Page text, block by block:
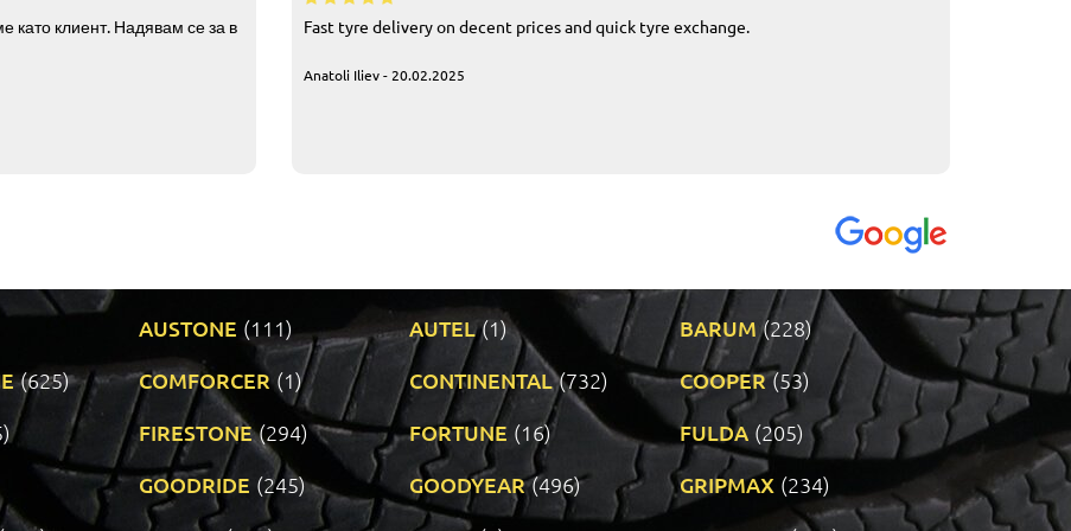
като клиент. Надявам се за в
Fast tyre delivery on decent prices and quick tyre exchange.
Anatoli Iliev - 20.02.2025
AUSTONE (111) AUTEL (1) BARUM (228)
(625) COMFORCER (1) CONTINENTAL (732) COOPER (53)
FIRESTONE (294) FORTUNE (16) FULDA (205)
GOODRIDE (245) GOODYEAR (496) GRIPMAX (234)